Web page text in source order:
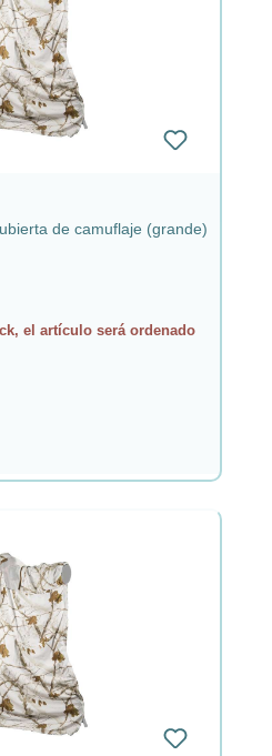
de camuflaje (grande)
el artículo será ordenado